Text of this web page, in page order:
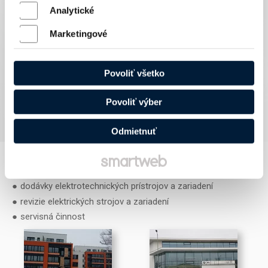
PONUKA SLUŽIEB
elektroinštalácia silnoprúdu, vnútorné silnoprúdové rozvody
bleskozvody a uzemnenie
elektroinštalácie s inteligentným systémom riadenia (NIKO -
Home control, BTICINO - My home)
dodávky elektrotechnických prístrojov a zariadení
revizie elektrických strojov a zariadení
servisná činnost
Ochrana súkromia a Zmluvné podmienky
Ochrana osobných údajov a cookies
Analytické
Marketingové
Odmietnuť
Povoliť výber
Povoliť všetko